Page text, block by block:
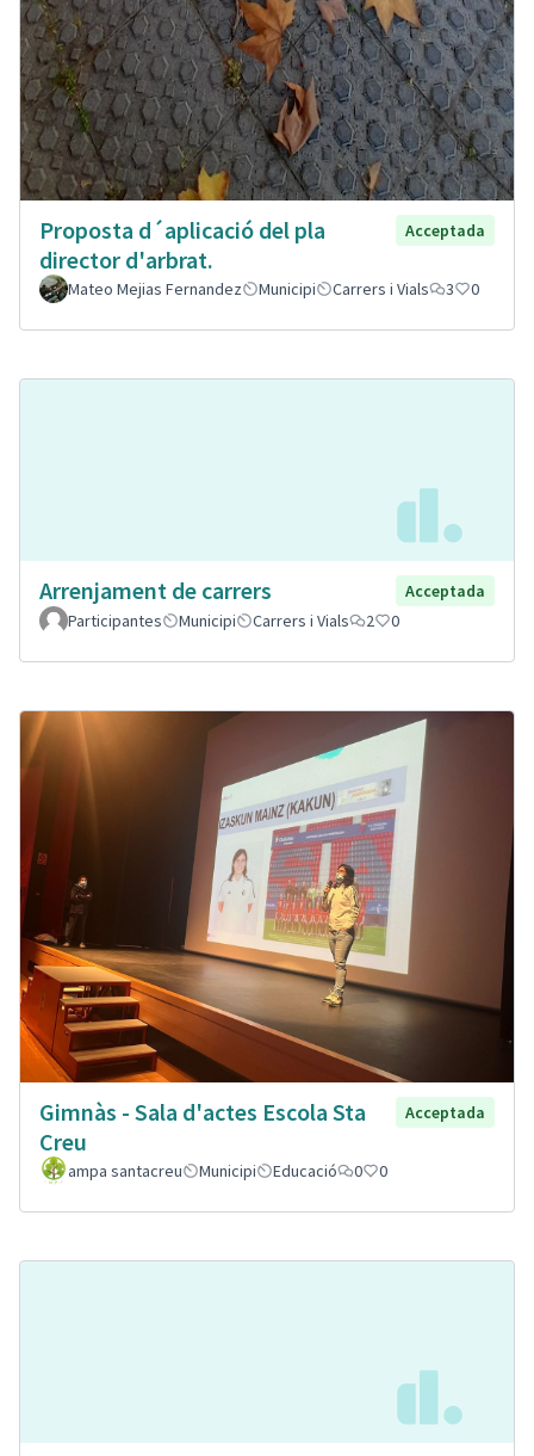
Proposta d´aplicació del pla
director d'arbrat.
Acceptada
Mateo Mejias Fernandez Municipi Carrers i Vials 3 0
Arrenjament de carrers
Acceptada
Participantes
Municipi Carrers i Vials 2 0
Gimnàs - Sala d'actes Escola Sta
Creu
Acceptada
ampa santacreu Municipi Educació 0 0